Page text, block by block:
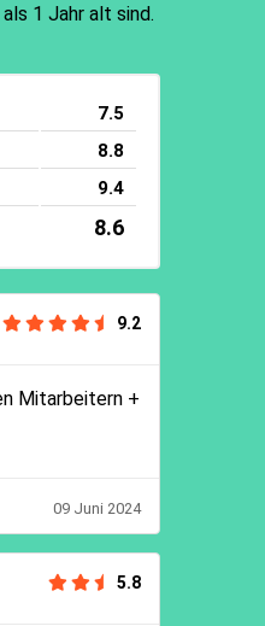
1 Jahr alt sind.
7.5
8.8
9.4
8.6
9.2
Mitarbeitern +
09 Juni 2024
5.8